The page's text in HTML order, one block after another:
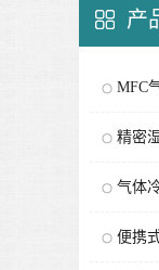
产
MFC
精密
气体
便携